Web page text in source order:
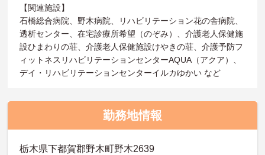
【関連施設】
石橋総合病院、野木病院、リハビリテーション花の舎病院、
透析センター、在宅診療所希望（のぞみ）、介護老人保健施
設ひまわりの荘、介護老人保健施設けやきの荘、介護予防フ
ィットネスリハビリテーションセンターAQUA（アクア）、
デイ・リハビリテーションセンターイルカゆかい など
勤務地情報
栃木県下都賀郡野木町野木2639